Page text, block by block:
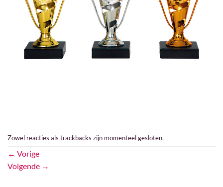
Zowel reacties als trackbacks zijn momenteel gesloten.
← Vorige
Volgende →